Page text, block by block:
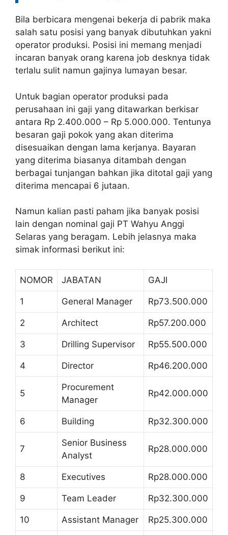
Bila berbicara mengenai bekerja di pabrik maka
salah satu posisi yang banyak dibutuhkan yakni
operator produksi. Posisi ini memang menjadi
incaran banyak orang karena job desknya tidak
terlalu sulit namun gajinya lumayan besar.
Untuk bagian operator produksi pada
perusahaan ini gaji yang ditawarkan berkisar
antara Rp 2.400.000 – Rp 5.000.000. Tentunya
besaran gaji pokok yang akan diterima
disesuaikan dengan lama kerjanya. Bayaran
yang diterima biasanya ditambah dengan
berbagai tunjangan bahkan jika ditotal gaji yang
diterima mencapai 6 jutaan.
Namun kalian pasti paham jika banyak posisi
lain dengan nominal gaji PT Wahyu Anggi
Selaras yang beragam. Lebih jelasnya maka
simak informasi berikut ini:
NOMOR JABATAN GAJI
1 General Manager Rp73.500.000
2 Architect Rp57.200.000
3 Drilling Supervisor Rp55.500.000
4 Director Rp46.200.000
5
Procurement
Manager
Rp42.000.000
6 Building Rp32.300.000
7
Senior Business
Analyst
Rp28.000.000
8 Executives Rp28.000.000
9 Team Leader Rp32.300.000
10 Assistant Manager Rp25.300.000